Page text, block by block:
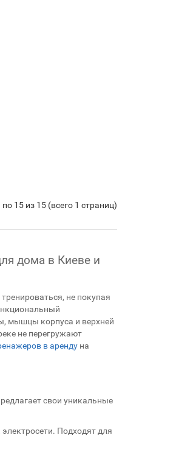
15 из 15 (всего 1 страниц)
дома в Киеве и
не покупая
мышцы корпуса и верхней
не перегружают
в арендуна
свои уникальные
Подходят для